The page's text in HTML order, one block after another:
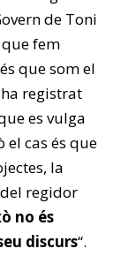
de Toni
fem
que som el
registrat
es vulga
cas és que
la
regidor
no és
discurs“.